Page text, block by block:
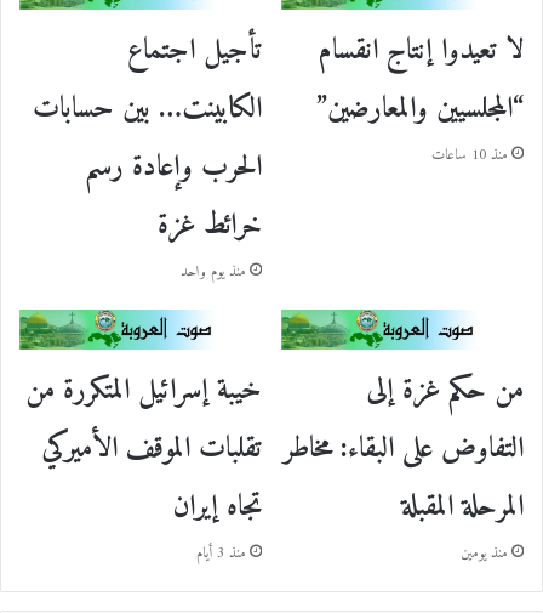
لا تعيدوا إنتاج انقسام
“المجلسيين والمعارضين”
منذ 10 ساعات
تأجيل اجتماع
الكابينت… بين حسابات
الحرب وإعادة رسم
خرائط غزة
منذ يوم واحد
من حكم غزة إلى
التفاوض على البقاء: مخاطر
المرحلة المقبلة
منذ يومين
خيبة إسرائيل المتكررة من
تقلبات الموقف الأميركي
تجاه إيران
منذ 3 أيام